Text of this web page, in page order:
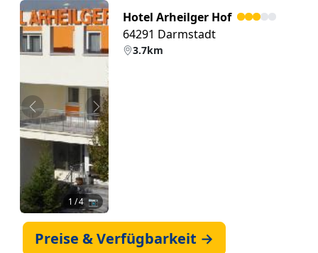
Zurück Weiter
1 / 4 📷
Hotel Arheilger Hof
64291 Darmstadt
3.7km
Preise & Verfügbarkeit →